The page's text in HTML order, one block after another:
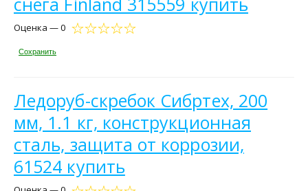
Оценка — 0
Сохранить
Ледоруб-скребок Сибртех, 200
мм, 1.1 кг, конструкционная
сталь, защита от коррозии,
61524 купить